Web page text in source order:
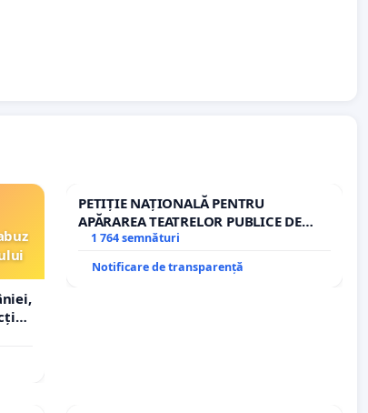
PETIȚIE NAȚIONALĂ PENTRU
APĂRAREA TEATRELOR PUBLICE DE
REPERTORIU DIN ROMÂNIA
1 764 semnături
Notificare de transparență